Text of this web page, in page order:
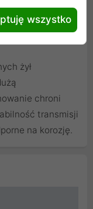
żył
chroni
transmisji
na korozję.
wszystko